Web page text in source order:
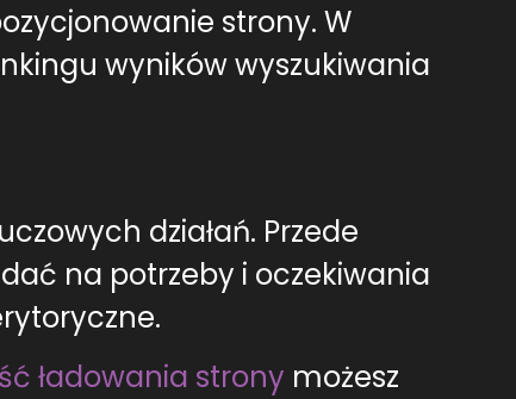
strony. W
wyników wyszukiwania
działań. Przede
na potrzeby i oczekiwania
ładowania strony możesz